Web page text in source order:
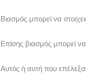
Βιασμός μπορεί να
Επίσης βιασμός μπορεί
Αυτός ή αυτή που